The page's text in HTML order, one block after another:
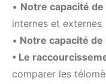
• Notre capacité
internes et externes
• Notre capacité de
• Le
comparer les